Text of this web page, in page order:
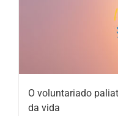
O voluntariado
da vida